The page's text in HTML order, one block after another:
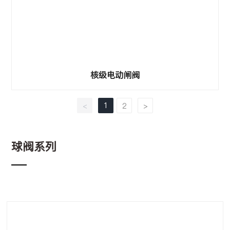
核级电动闸阀
< 1 2 >
球阀系列